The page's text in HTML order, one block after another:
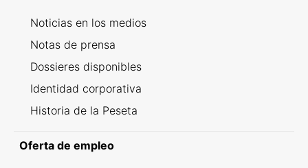
Noticias en los medios
Notas de prensa
Dossieres disponibles
Identidad corporativa
Historia de la Peseta
Oferta de empleo